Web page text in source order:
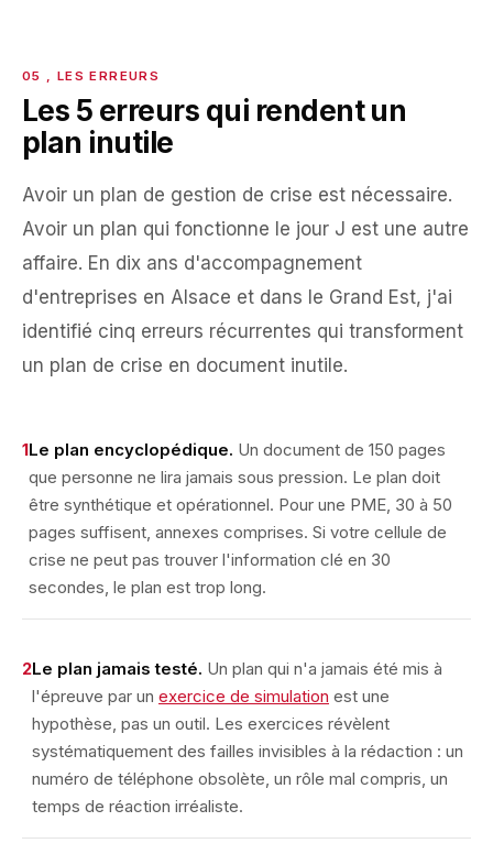
Les 5 erreurs qui rendent un
plan inutile
Avoir un plan de gestion de crise est nécessaire.
Avoir un plan qui fonctionne le jour J est une autre
affaire. En dix ans d'accompagnement
d'entreprises en Alsace et dans le Grand Est, j'ai
identifié cinq erreurs récurrentes qui transforment
un plan de crise en document inutile.
1Le plan encyclopédique. Un document de 150 pages
que personne ne lira jamais sous pression. Le plan doit
être synthétique et opérationnel. Pour une PME, 30 à 50
pages suffisent, annexes comprises. Si votre cellule de
crise ne peut pas trouver l'information clé en 30
secondes, le plan est trop long.
2Le plan jamais testé. Un plan qui n'a jamais été mis à
l'épreuve par un exercice de simulation est une
hypothèse, pas un outil. Les exercices révèlent
systématiquement des failles invisibles à la rédaction : un
numéro de téléphone obsolète, un rôle mal compris, un
temps de réaction irréaliste.